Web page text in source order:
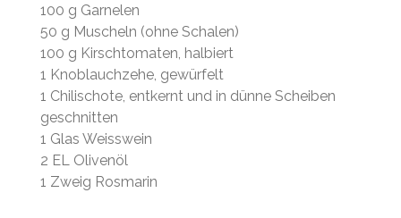
100 g Garnelen
50 g Muscheln (ohne Schalen)
100 g Kirschtomaten, halbiert
1 Knoblauchzehe, gewürfelt
1 Chilischote, entkernt und in dünne Scheiben
geschnitten
1 Glas Weisswein
2 EL Olivenöl
1 Zweig Rosmarin